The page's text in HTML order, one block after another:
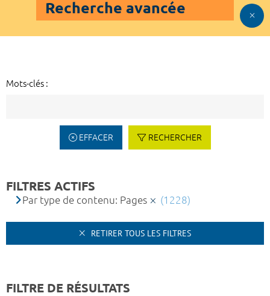
Recherche avancée
Mots-clés :
EFFACER RECHERCHER
FILTRES ACTIFS
Par type de contenu: Pages (1228)
RETIRER TOUS LES FILTRES
FILTRE DE RÉSULTATS